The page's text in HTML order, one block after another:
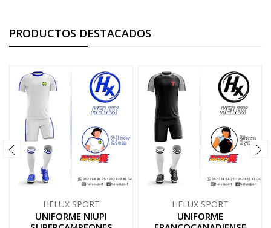
PRODUCTOS DESTACADOS
HELUX SPORT
UNIFORME NIUPI
HELUX SPORT
UNIFORME